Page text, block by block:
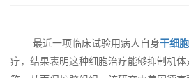
最近一项临床试验用病人自身干细胞
疗，结果表明这种细胞治疗能够抑制机